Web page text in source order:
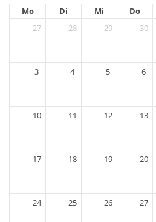
Mo Di Mi Do
27
28 29 30
3 4 5 6
10 11 12 13
17 18 19 20
24 25 26 27